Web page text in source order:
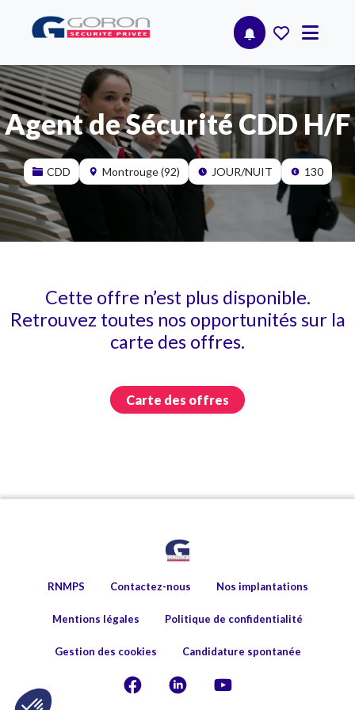
Agent de Sécurité CDD H/F
CDD Montrouge (92) JOUR/NUIT 130
Cette offre n’est plus disponible.
Retrouvez toutes nos opportunités sur la
carte des offres.
Carte des offres
RNMPS Contactez-nous Nos implantations
Mentions légales Politique de confidentialité
Gestion des cookies Candidature spontanée